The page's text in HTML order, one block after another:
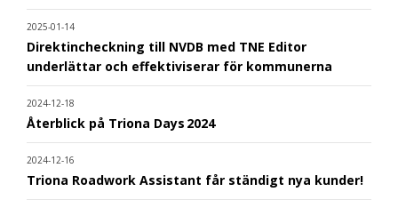
2025-01-14
Direktincheckning till NVDB med TNE Editor
underlättar och effektiviserar för kommunerna
2024-12-18
Återblick på Triona Days 2024
2024-12-16
Triona Roadwork Assistant får ständigt nya kunder!